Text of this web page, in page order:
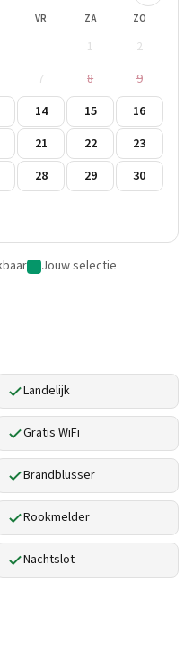
VR ZA ZO
1
2
7 8
9
14 15
16
21 22
23
28 29
30
Jouw selectie
Landelijk
Gratis WiFi
Brandblusser
Rookmelder
Nachtslot